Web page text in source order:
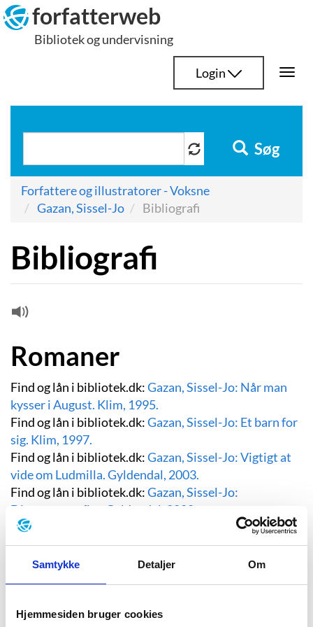
Samtykke Detaljer Om
Hjemmesiden bruger cookies
Hop
til
indhold
forfatterweb
Bibliotek og undervisning
Login
Søg
Forfattere og illustratorer - Voksne
Gazan, Sissel-Jo
Bibliografi
Bibliografi
Romaner
Find og lån i bibliotek.dk:Gazan, Sissel-Jo: Når man
kysser i August. Klim, 1995.
Find og lån i bibliotek.dk:Gazan, Sissel-Jo: Et barn for
sig. Klim, 1997.
Find og lån i bibliotek.dk:Gazan, Sissel-Jo:Vigtigt at
vide om Ludmilla. Gyldendal, 2003.
Find og lån i bibliotek.dk:Gazan, Sissel-Jo:
Dinosaurens fjer. Gyldendal, 2008.
Find og lån i bibliotek.dk:
Gazan, Sissel-Jo:Svalens
graf. Gyldendal, 2013.
Find og lån i bibliotek.dk:Gazan, Sissel-Jo: Blækhat.
blomster. Politikens Forlag, 2020.